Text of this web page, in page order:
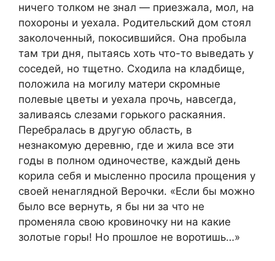
ничего толком не знал — приезжала, мол, на
похороны и уехала. Родительский дом стоял
заколоченный, покосившийся. Она пробыла
там три дня, пытаясь хоть что-то выведать у
соседей, но тщетно. Сходила на кладбище,
положила на могилу матери скромные
полевые цветы и уехала прочь, навсегда,
заливаясь слезами горького раскаяния.
Перебралась в другую область, в
незнакомую деревню, где и жила все эти
годы в полном одиночестве, каждый день
корила себя и мысленно просила прощения у
своей ненаглядной Верочки. «Если бы можно
было все вернуть, я бы ни за что не
променяла свою кровиночку ни на какие
золотые горы! Но прошлое не воротишь…»